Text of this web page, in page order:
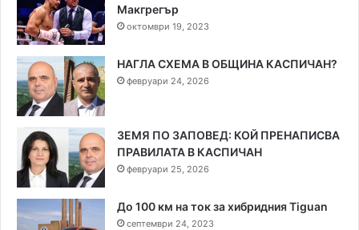
Макгрегър
октомври 19, 2023
НАГЛА СХЕМА В ОБЩИНА КАСПИЧАН?
февруари 24, 2026
ЗЕМЯ ПО ЗАПОВЕД: КОЙ ПРЕНАПИСВА
ПРАВИЛАТА В КАСПИЧАН
февруари 25, 2026
До 100 км на ток за хибридния Tiguan
септември 24, 2023